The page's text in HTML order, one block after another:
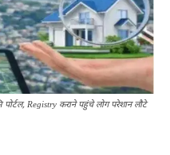
Registry कराने पहुंचे लोग परेशान लौटे